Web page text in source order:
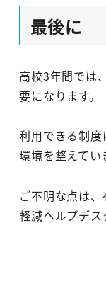
最後に
高校3年間では
要になります。
利用できる制
環境を整えてい
ご不明な点は
軽減ヘルプデス